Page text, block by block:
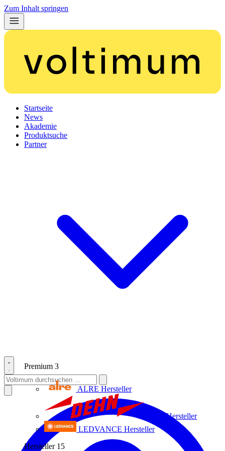
Zum Inhalt springen
Startseite
News
Akademie
Produktsuche
Partner
Premium 3
ALRE Hersteller
Hersteller
LEDVANCE Hersteller
Hersteller 15